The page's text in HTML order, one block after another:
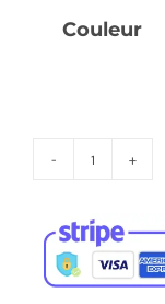
102,50€.
Couleur
quantité
BULLE
SPORT